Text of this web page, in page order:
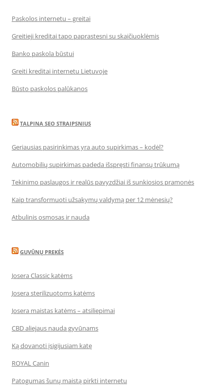
Paskolos internetu – greitai
Greitieji kreditai tapo paprastesni su skaičiuoklėmis
Banko paskola būstui
Greiti kreditai internetu Lietuvoje
Būsto paskolos palūkanos
TALPINA SEO STRAIPSNIUS
Geriausias pasirinkimas yra auto supirkimas – kodėl?
Automobilių supirkimas padeda išspręsti finansų trūkumą
Tekinimo paslaugos ir realūs pavyzdžiai iš sunkiosios pramonės
Kaip transformuoti užsakymų valdymą per 12 mėnesių?
Atbulinis osmosas ir nauda
GUVŪNŲ PREKĖS
Josera Classic katėms
Josera sterilizuotoms katėms
Josera maistas katėms – atsiliepimai
CBD aliejaus nauda gyvūnams
Ką dovanoti įsigijusiam katę
ROYAL Canin
Patogumas šunų maistą pirkti internetu